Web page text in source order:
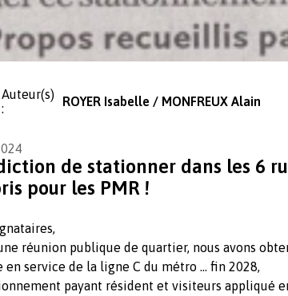
Auteur(s)
:
ROYER Isabelle / MONFREUX Alain
de stationner dans les 6
pour les PMR !
réunion publique de quartier, nous avons
en service de la ligne C du métro ... fin 2028,
payant résident et visiteurs appliqué